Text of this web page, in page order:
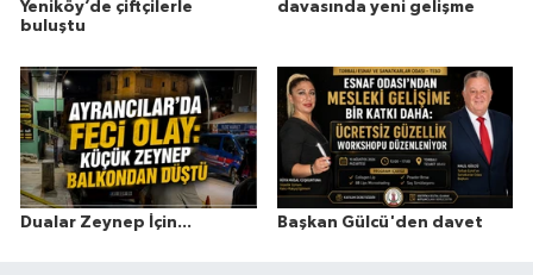
Yeniköy’de çiftçilerle
buluştu
davasında yeni gelişme
Dualar Zeynep İçin... Başkan Gülcü'den davet